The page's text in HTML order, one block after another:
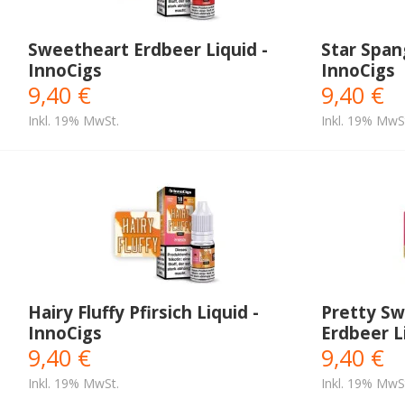
Sweetheart Erdbeer Liquid -
InnoCigs
9,40 €
Inkl. 19% MwSt.
Star
InnoCigs
9,40 €
Inkl. 19%
Hairy Fluffy Pfirsich Liquid -
InnoCigs
9,40 €
Inkl. 19% MwSt.
Pretty
Erdbeer
9,40 €
Inkl. 19%